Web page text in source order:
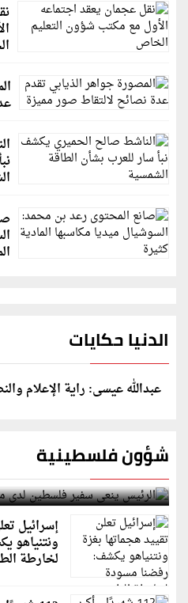
الدنيا حكايات
عبدالله عيسى: راية الإعلام
شؤون فلسطينية
الرئيس ينعى سفير فلسطين
إسرائيل
ونتنياهو
لخارطة